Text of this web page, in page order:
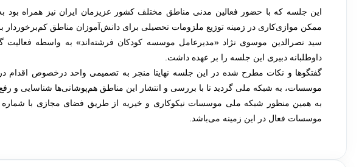
این جلسه که با حضور فعالین مدنی مناطق مختلف کشور عزیزمان ایران نیز همراه
ممکن موازی‌کاری در زمینه توزیع ملزومات تحصیلی برای دانش‌آموزان مناطق کم‌برخوردار
سید نصرالدین موسوی نژاد «مدیرعامل موسسه کودکان فرشته‌اند» به واسطه
داوطلبانه دبیری این جلسه را بر عهده داشت.
گفتگوها و نکات مطرح شده در این جلسه نهایتا منجر به تصمیمی واحد درخصوص اقدام
موسسات، به شبکه ملی گردید تا با بررسی و انتشار این مناطق هم‌پوشانی‌ها شناسایی و رفع
موسسات فعال در این زمینه می‌باشد.